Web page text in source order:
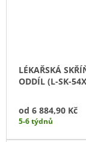
LÉKAŘSKÁ
ODDÍL (L-SK-
od 6 884,90 Kč
5-6 týdnů